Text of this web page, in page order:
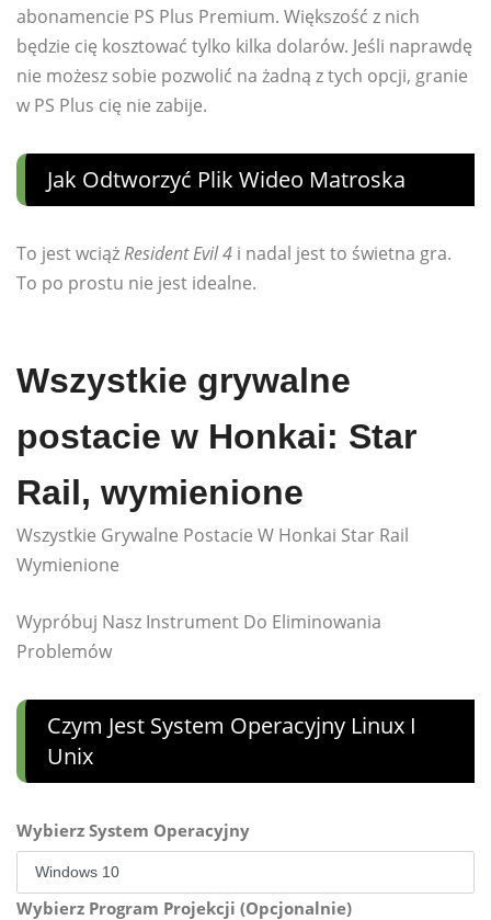
abonamencie PS Plus Premium. Większość z nich
będzie cię kosztować tylko kilka dolarów. Jeśli naprawdę
nie możesz sobie pozwolić na żadną z tych opcji, granie
w PS Plus cię nie zabije.
Jak Odtworzyć Plik Wideo Matroska
To jest wciążResident Evil 4 i nadal jest to świetna gra.
To po prostu nie jest idealne.
Wszystkie grywalne
postacie w Honkai: Star
Rail, wymienione
Wszystkie Grywalne Postacie W Honkai Star Rail
Wymienione
Wypróbuj Nasz Instrument Do Eliminowania
Problemów
Czym Jest System Operacyjny Linux I
Unix
Wybierz System Operacyjny
Wybierz Program Projekcji (Opcjonalnie)